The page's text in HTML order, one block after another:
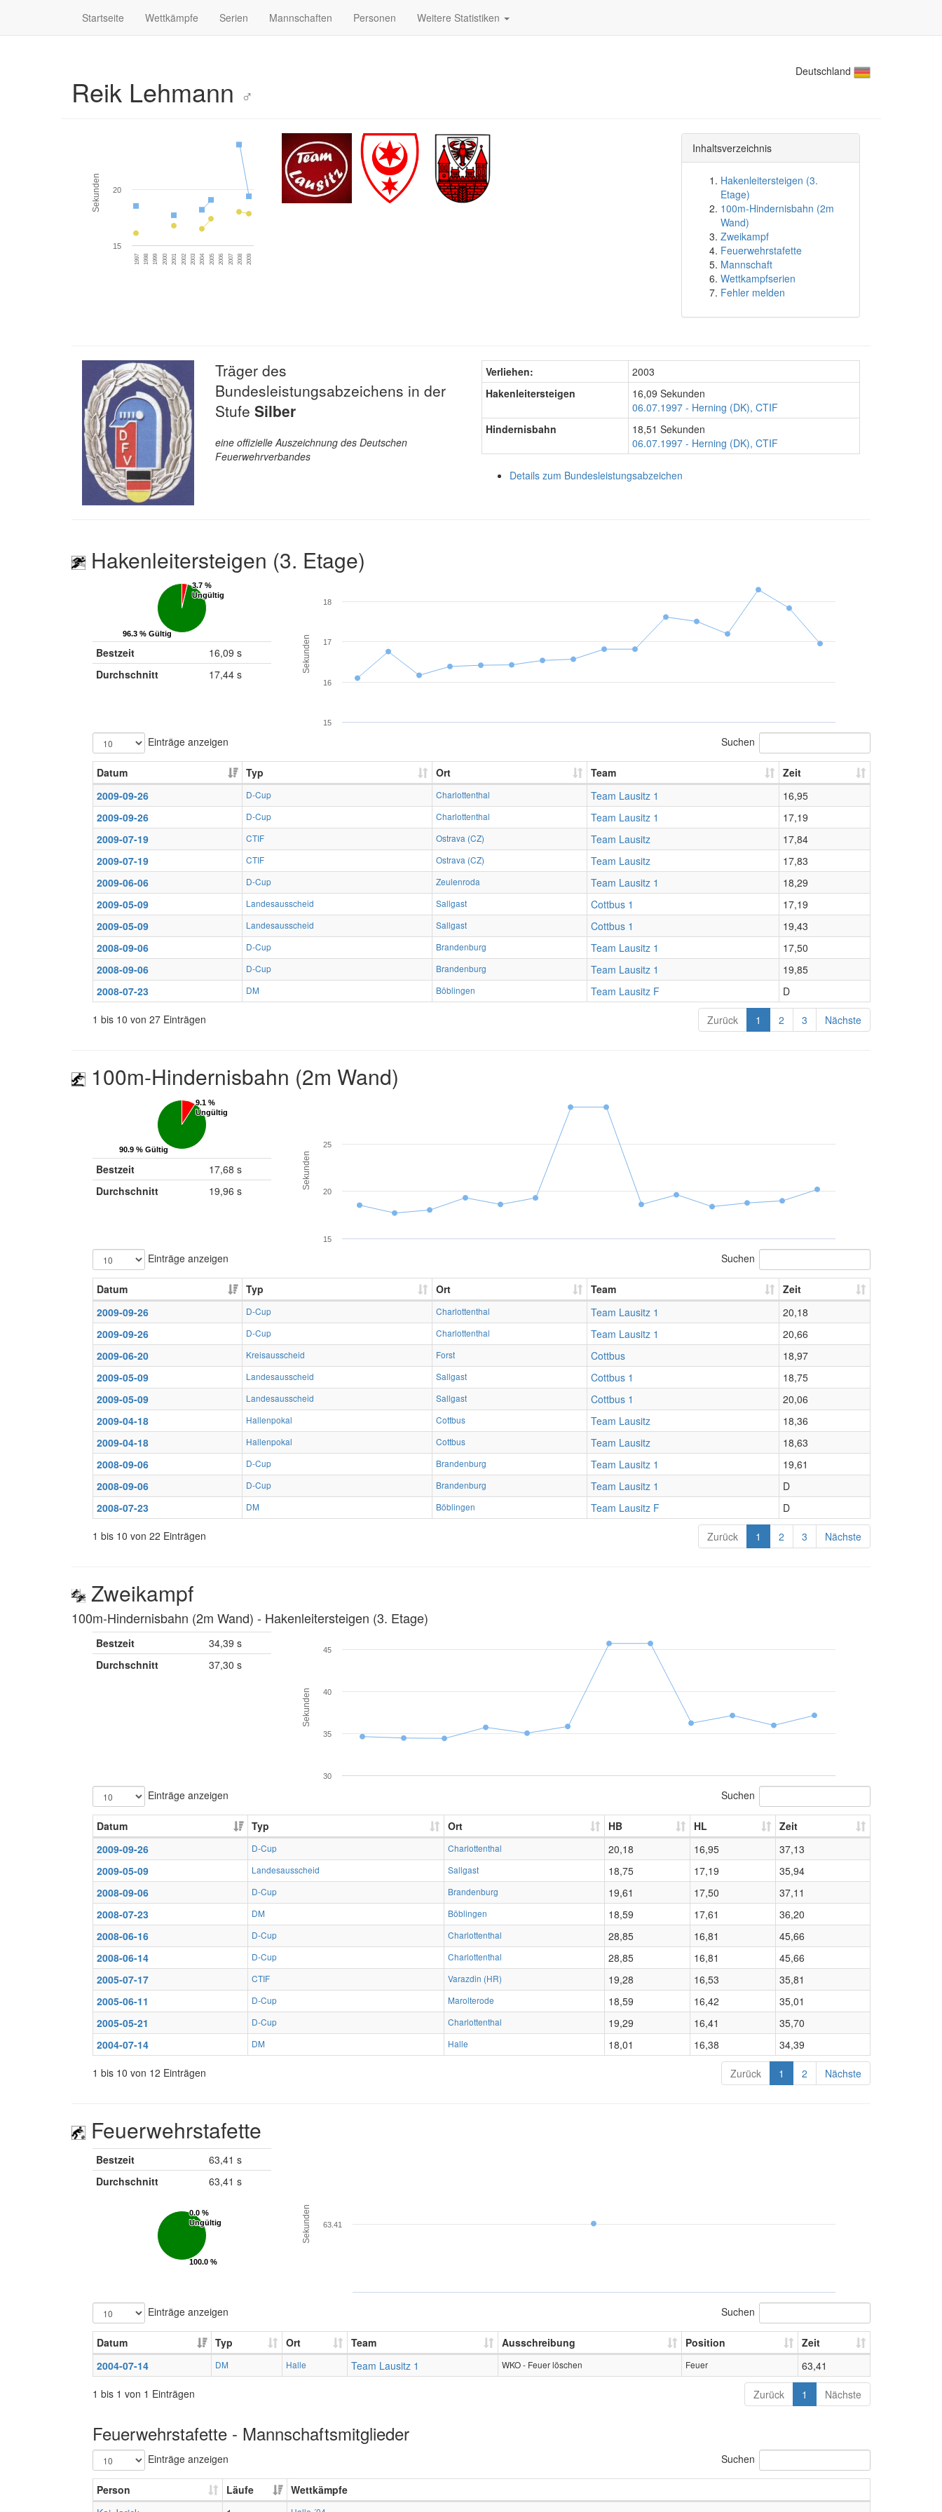
Startseite Wettkämpfe Serien Mannschaften Personen Weitere Statistiken
Deutschland
Reik Lehmann ♂
Sekunden
1997 1998 1999 2000 2001 2002 2003 2004 2005 2006 2007 2008 2009
15
20
Inhaltsverzeichnis
Hakenleitersteigen (3.
Etage)
100m-Hindernisbahn (2m
Wand)
Zweikampf
Feuerwehrstafette
Mannschaft
Wettkampfserien
Fehler melden
Träger des
Bundesleistungsabzeichens in der
Stufe Silber
eine offizielle Auszeichnung des Deutschen
Feuerwehrverbandes
Verliehen:
2003
Hakenleitersteigen
16,09 Sekunden
06.07.1997 - Herning (DK), CTIF
Hindernisbahn
18,51 Sekunden
06.07.1997 - Herning (DK), CTIF
Details zum Bundesleistungsabzeichen
Hakenleitersteigen (3. Etage)
3.7 %
Ungültig
3.7 %
Ungültig
96.3 % Gültig
96.3 % Gültig
Bestzeit
16,09 s
Durchschnitt
17,44 s
Sekunden
15
16
17
18
Einträge anzeigen Suchen
Datum Typ Ort Team
Zeit
2009-09-26
D-Cup Charlottenthal Team Lausitz 1
16,95
2009-09-26
D-Cup Charlottenthal Team Lausitz 1
17,19
2009-07-19
CTIF Ostrava (CZ) Team Lausitz
17,84
2009-07-19
CTIF Ostrava (CZ) Team Lausitz
17,83
2009-06-06
D-Cup Zeulenroda Team Lausitz 1
18,29
2009-05-09
Landesausscheid Sallgast Cottbus 1
17,19
2009-05-09
Landesausscheid Sallgast Cottbus 1
19,43
2008-09-06
D-Cup Brandenburg Team Lausitz 1
17,50
2008-09-06
D-Cup Brandenburg Team Lausitz 1
19,85
2008-07-23
DM Böblingen Team Lausitz F
D
1 bis 10 von 27 Einträgen
Zurück 1 2 3 Nächste
100m-Hindernisbahn (2m Wand)
9.1 %
Ungültig
9.1 %
Ungültig
90.9 % Gültig
90.9 % Gültig
Bestzeit
17,68 s
Durchschnitt
19,96 s
Sekunden
15
20
25
Einträge anzeigen Suchen
Datum Typ Ort Team
Zeit
2009-09-26
D-Cup Charlottenthal Team Lausitz 1
20,18
2009-09-26
D-Cup Charlottenthal Team Lausitz 1
20,66
2009-06-20
Kreisausscheid Forst Cottbus
18,97
2009-05-09
Landesausscheid Sallgast Cottbus 1
18,75
2009-05-09
Landesausscheid Sallgast Cottbus 1
20,06
2009-04-18
Hallenpokal Cottbus Team Lausitz
18,36
2009-04-18
Hallenpokal Cottbus Team Lausitz
18,63
2008-09-06
D-Cup Brandenburg Team Lausitz 1
19,61
2008-09-06
D-Cup Brandenburg Team Lausitz 1
D
2008-07-23
DM Böblingen Team Lausitz F
D
1 bis 10 von 22 Einträgen
Zurück 1 2 3 Nächste
Zweikampf
100m-Hindernisbahn (2m Wand) ‐ Hakenleitersteigen (3. Etage)
Bestzeit
34,39 s
Durchschnitt
37,30 s
Sekunden
30
35
40
45
Einträge anzeigen Suchen
Datum Typ Ort HB HL
Zeit
2009-09-26
D-Cup Charlottenthal 20,18 16,95
37,13
2009-05-09
Landesausscheid Sallgast 18,75 17,19
35,94
2008-09-06
D-Cup Brandenburg 19,61 17,50
37,11
2008-07-23
DM Böblingen 18,59 17,61
36,20
2008-06-16
D-Cup Charlottenthal 28,85 16,81
45,66
2008-06-14
D-Cup Charlottenthal 28,85 16,81
45,66
2005-07-17
CTIF Varazdin (HR) 19,28 16,53
35,81
2005-06-11
D-Cup Marolterode 18,59 16,42
35,01
2005-05-21
D-Cup Charlottenthal 19,29 16,41
35,70
2004-07-14
DM Halle 18,01 16,38
34,39
1 bis 10 von 12 Einträgen
Zurück 1 2 Nächste
Feuerwehrstafette
Bestzeit
63,41 s
Durchschnitt
63,41 s
0.0 %
Ungültig
0.0 %
Ungültig
100.0 %
100.0 %
Sekunden 63.41
Einträge anzeigen Suchen
Datum Typ Ort Team Ausschreibung Position
Zeit
2004-07-14
DM Halle Team Lausitz 1 WKO - Feuer löschen Feuer
63,41
1 bis 1 von 1 Einträgen
Zurück 1 Nächste
Feuerwehrstafette - Mannschaftsmitglieder
Einträge anzeigen Suchen
Person Läufe
Wettkämpfe